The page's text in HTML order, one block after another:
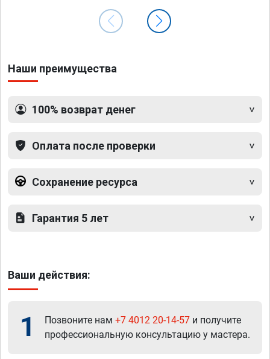
Наши преимущества
100% возврат денег
Оплата после проверки
Сохранение ресурса
Гарантия 5 лет
Ваши действия:
1 Позвоните нам +7 4012 20-14-57 и получите
профессиональную консультацию у мастера.